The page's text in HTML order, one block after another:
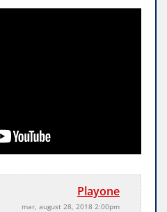
Playone
mar, august 28, 2018 2:00pm